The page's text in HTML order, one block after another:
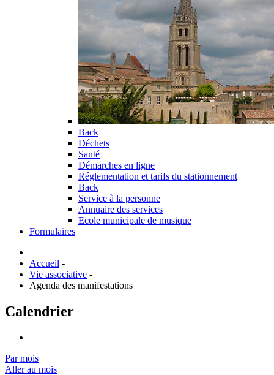
Back
Déchets
Santé
Démarches en ligne
Réglementation et tarifs du stationnement
Back
Service à la personne
Annuaire des services
Ecole municipale de musique
Formulaires
Accueil -
Vie associative -
Agenda des manifestations
Calendrier
Par mois
Aller au mois